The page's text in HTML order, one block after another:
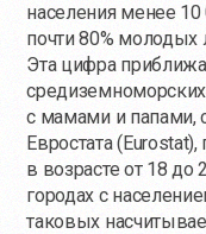
населения менее
почти 80% молодых
Эта цифра
с мамами и папами,
Евростата
в возрасте от 18
городах с
таковых